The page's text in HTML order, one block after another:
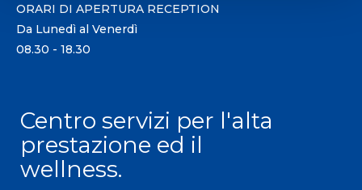
ORARI DI APERTURA RECEPTION
Da Lunedì al Venerdì
08.30 - 18.30
Centro servizi per l'alta
prestazione ed il
wellness.